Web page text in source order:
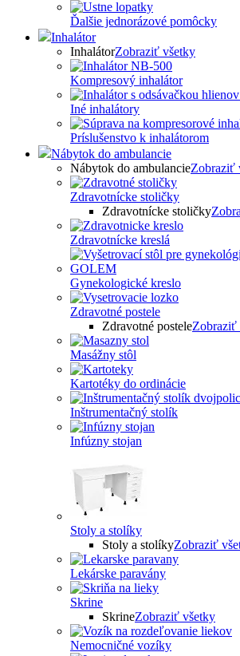
Ďalšie jednorázové pomôcky
Inhalátor
InhalátorZobraziť všetky
Kompresový inhalátor
Iné inhalátory
Príslušenstvo k inhalátorom
Nábytok do ambulancie
Nábytok do ambulancieZobraziť
Zdravotnícke stoličky
Zdravotnícke stoličky
Zdravotnícke kreslá
Gynekologické kreslo
Zdravotné postele
Zdravotné posteleZobraziť
Masážny stôl
Kartotéky do ordinácie
Inštrumentačný stolík
Infúzny stojan
Stoly a stolíky
Stoly a stolíkyZobraziť
Lekárske paravány
Skrine
SkrineZobraziť všetky
Nemocničné vozíky